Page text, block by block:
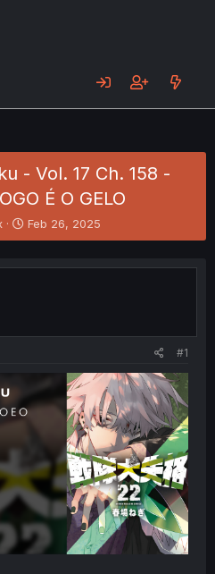
- Vol. 17 Ch. 158 -
É O GELO
S
t
r
t
Feb 26, 2025
#1